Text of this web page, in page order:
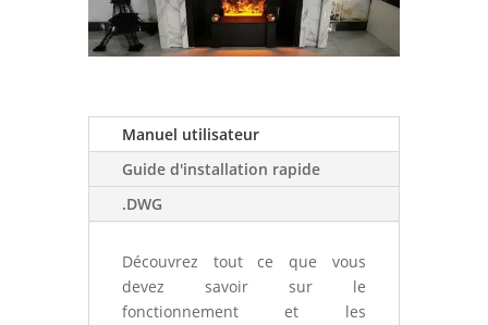
Manuel utilisateur
Guide d'installation rapide
.DWG
Découvrez tout ce que vous
devez savoir sur le
fonctionnement et les